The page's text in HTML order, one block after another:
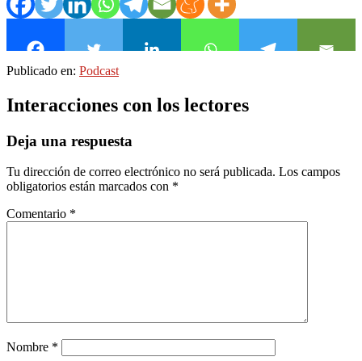
Publicado en: Podcast
Interacciones con los lectores
Deja una respuesta
Tu dirección de correo electrónico no será publicada. Los campos
obligatorios están marcados con *
Comentario *
Nombre *